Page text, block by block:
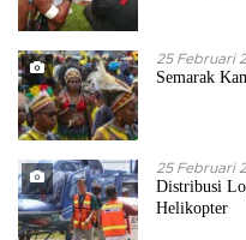
25 Februari
Semarak
25 Februari
Distribusi
Helikopter